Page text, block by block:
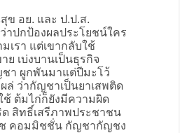
ข อย. และ ป.ป.ส.
าปกป้องผลประโยชน์ใคร
เรา แต่เขากลับใช้
ย เบ่งบานเป็นธุรกิจ
า ผูกพันมาแต่ปีมะโว้
ล่ ว่ากัญชาเป็นยาเสพติด
ช้ ต้มไก่ก็ยังมีความผิด
สิทธิ์เสรีภาพประชาชน
คอมมิชชั่น กัญชากัญชง